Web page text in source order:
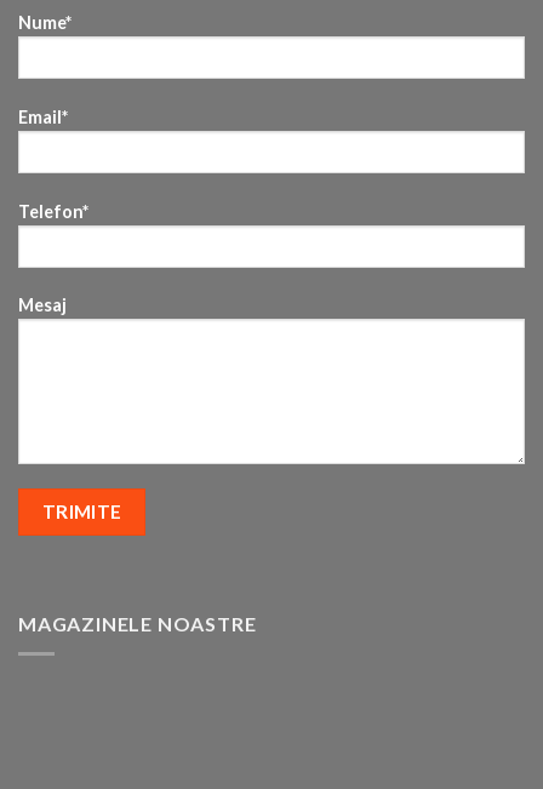
Nume*
Email*
Telefon*
Mesaj
MAGAZINELE NOASTRE